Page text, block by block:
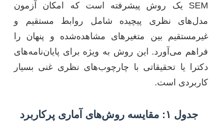
SEM یک روش پیشرفته است که امکان آزمون
مدل‌های نظری پیچیده شامل روابط مستقیم و
غیرمستقیم بین متغیرهای مشاهده‌شده و پنهان را
فراهم می‌آورد. این روش به ویژه برای پایان‌نامه‌های
دکترا یا تحقیقاتی با چارچوب‌های نظری غنی بسیار
کاربردی است.
جدول ۱: مقایسه روش‌های آماری پرکاربرد